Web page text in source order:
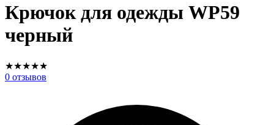
Крючок для одежды WP59
черный
★★★★★
0 отзывов